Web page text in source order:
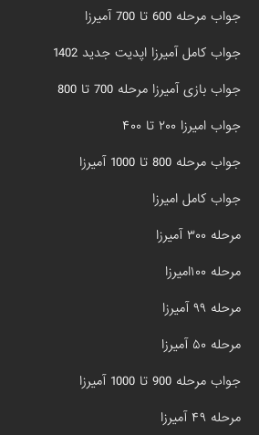
جواب مرحله 600 تا 700 آمیرزا
جواب کامل آمیرزا اپدیت جدید 1402
جواب بازی آمیرزا مرحله 700 تا 800
جواب امیرزا ۲۰۰ تا ۴۰۰
جواب مرحله 800 تا 1000 آمیرزا
جواب کامل امیرزا
مرحله ۳۰۰ آمیرزا
مرحله ۱۰۰امیرزا
مرحله ۹۹ آمیرزا
مرحله ۵۰ آمیرزا
جواب مرحله 900 تا 1000 آمیرزا
مرحله ۴۹ آمیرزا